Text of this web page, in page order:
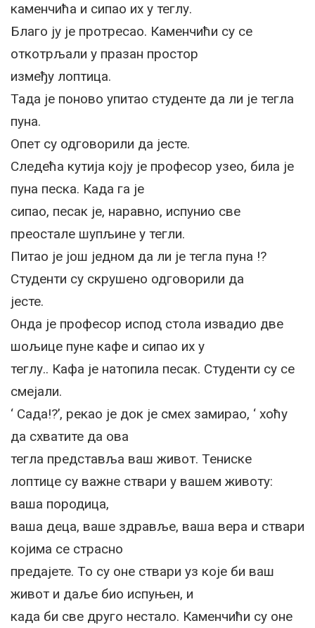
каменчића и сипао их у теглу.
Благо ју је протресао. Каменчићи су се
откотрљали у празан простор
између лоптица.
Тада је поново упитао студенте да ли је тегла
пуна.
Опет су одговорили да јесте.
Следећа кутија коју је професор узео, била је
пуна песка. Када га је
сипао, песак је, наравно, испунио све
преостале шупљине у тегли.
Питао је још једном да ли је тегла пуна !?
Студенти су скрушено одговорили да
јесте.
Онда је професор испод стола извадио две
шољице пуне кафе и сипао их у
теглу.. Кафа је натопила песак. Студенти су се
смејали.
‘ Сада!?’, рекао је док је смех замирао, ‘ хоћу
да схватите да ова
тегла представља ваш живот. Тениске
лоптице су важне ствари у вашем животу:
ваша породица,
ваша деца, ваше здравље, ваша вера и ствари
којима се страсно
предајете. То су оне ствари уз које би ваш
живот и даље био испуњен, и
када би све друго нестало. Каменчићи су оне